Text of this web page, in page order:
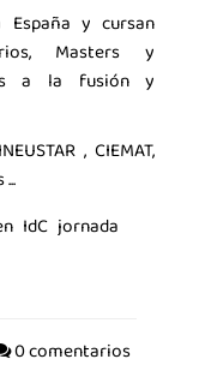
y cursan
Masters y
a la fusión y
, CIEMAT,
IdC jornada
0 comentarios